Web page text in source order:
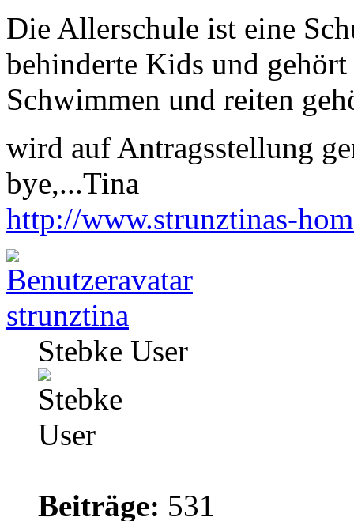
Die Allerschule ist eine
behinderte Kids und
Schwimmen und reiten
wird auf Antragsstellung
bye,...Tina
http://www.strunztinas-
strunztina
Stebke User
Beiträge: 531